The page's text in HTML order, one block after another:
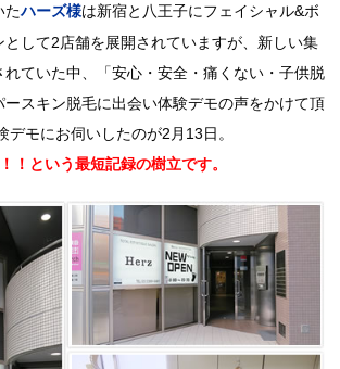
たハーズ様は新宿と八王子にフェイシャル&ボ
して2店舗を展開されていますが、新しい集
ていた中、「安心・安全・痛くない・子供脱
スキン脱毛に出会い体験デモの声をかけて頂
デモにお伺いしたのが2月13日。
！という最短記録の樹立です。